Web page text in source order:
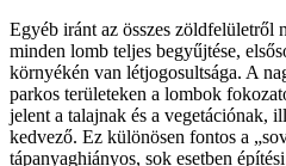
Egyéb iránt az összes zöldfelületről
minden lomb teljes begyűjtése,
környékén van létjogosultsága. A
parkos területeken a lombok
jelent a talajnak és a vegetációnak,
kedvező. Ez különösen fontos a
tápanyaghiányos, sok esetben